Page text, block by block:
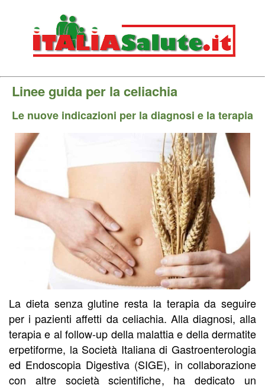
Linee guida per la celiachia
Le nuove indicazioni per la diagnosi e la terapia
La dieta senza glutine resta la terapia da seguire
per i pazienti affetti da celiachia. Alla diagnosi, alla
terapia e al follow-up della malattia e della dermatite
erpetiforme, la Società Italiana di Gastroenterologia
ed Endoscopia Digestiva (SIGE), in collaborazione
con altre società scientifiche, ha dedicato un